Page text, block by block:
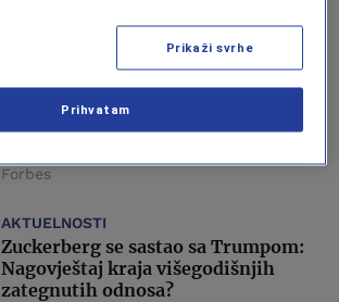
Da li će Threads uskoro prestići X:
Rat aplikacija Zuckerberga i Muska
Forbes
AKTUELNOSTI
Zuckerberg se sastao sa Trumpom:
Nagovještaj kraja višegodišnjih
zategnutih odnosa?
Prikaži svrhe
Prihvatam